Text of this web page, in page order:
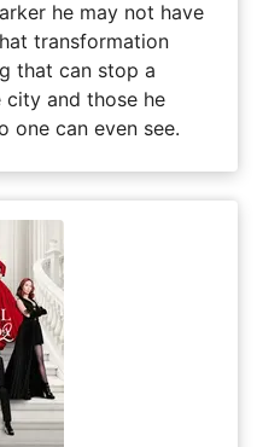
he may not have
transformation
that can stop a
and those he
one can even see.